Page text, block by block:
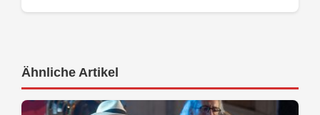
Ähnliche Artikel